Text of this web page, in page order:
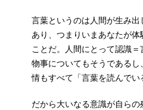
言葉というのは人間が生み
あり、つまりいまあなたが
ことだ。人間にとって認識
物事についてもそうである
情もすべて「言葉を読んでい
だから大いなる意識が自ら